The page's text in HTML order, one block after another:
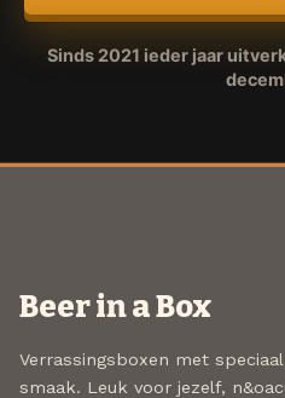
Sinds 2021 ieder jaar
Beer in a Box
Verrassingsboxen met
smaak. Leuk voor jezelf,